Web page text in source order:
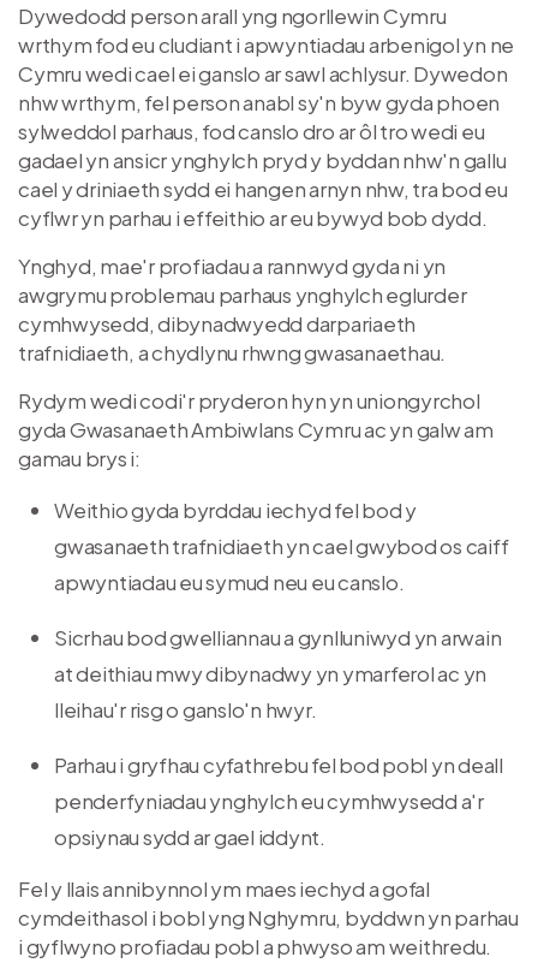
Dywedodd person arall yng ngorllewin Cymru
wrthym fod eu cludiant i apwyntiadau arbenigol yn ne
Cymru wedi cael ei ganslo ar sawl achlysur. Dywedon
nhw wrthym, fel person anabl sy'n byw gyda phoen
sylweddol parhaus, fod canslo dro ar ôl tro wedi eu
gadael yn ansicr ynghylch pryd y byddan nhw'n gallu
cael y driniaeth sydd ei hangen arnyn nhw, tra bod eu
cyflwr yn parhau i effeithio ar eu bywyd bob dydd.
Ynghyd, mae'r profiadau a rannwyd gyda ni yn
awgrymu problemau parhaus ynghylch eglurder
cymhwysedd, dibynadwyedd darpariaeth
trafnidiaeth, a chydlynu rhwng gwasanaethau.
Rydym wedi codi'r pryderon hyn yn uniongyrchol
gyda Gwasanaeth Ambiwlans Cymru ac yn galw am
gamau brys i:
Weithio gyda byrddau iechyd fel bod y
gwasanaeth trafnidiaeth yn cael gwybod os caiff
apwyntiadau eu symud neu eu canslo.
Sicrhau bod gwelliannau a gynlluniwyd yn arwain
at deithiau mwy dibynadwy yn ymarferol ac yn
lleihau'r risg o ganslo'n hwyr.
Parhau i gryfhau cyfathrebu fel bod pobl yn deall
penderfyniadau ynghylch eu cymhwysedd a'r
opsiynau sydd ar gael iddynt.
Fel y llais annibynnol ym maes iechyd a gofal
cymdeithasol i bobl yng Nghymru, byddwn yn parhau
i gyflwyno profiadau pobl a phwyso am weithredu.